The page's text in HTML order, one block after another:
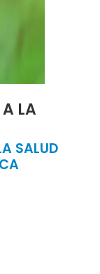
LA
SALUD